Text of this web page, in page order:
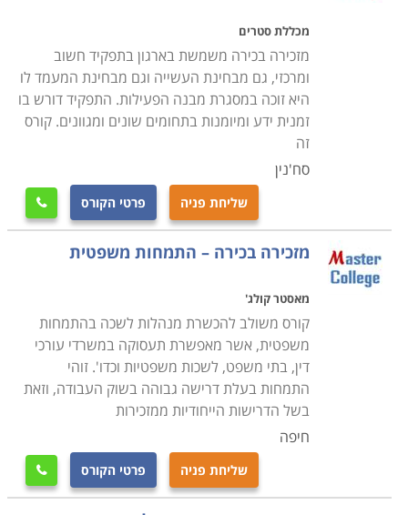
- עקרונות המבנה הארגוני, הכרת התהליך הניהולי
ומושגיו, תקציב, הפעלת עובדים וסגנונות ניהול. תקשורת
בארגון: מינהלית, פנים וחוץ ארגונית, פורמלית
ובלתי-פורמלית, יחסי ציבור וטלמרקטינג, תכנון וארגון
המערך המשרדי ותחנת העבודה במשרד הממוחשב, עיבוד
ועדכון מידע, אנגלית עסקית ומדוברת.
- מושגי יסוד בחשבונאות ובכלכלת ישראל, ביניהם
רישום דו-צדדי, מאזן בוחן ומטרתו, סוגי מיסים שונים בדגש
על מע"מ. דו"ח קופה קטנה, מונחי יסוד בסחר בינלאומי
ומסמכי סחר חוץ.
- תכתובת עסקית, פנים ארגונית ומסחרית, מסמכים
מנהליים, תכתובת באנגלית, עיבוד תמלילים, דואר אלקטרוני
, יומן פגישות, חיוג וספר טלפונים, מחולל תוויות, רשימת
תפוצה, ארכיב אלקטרוני, מילון ממוחשב, עיבוד תמלילים
בהקלדה עיוורת אנגלית ועברית
מכללת סטרים
מזכירה בכירה משמשת בארגון בתפקיד חשוב
ומרכזי, גם מבחינת העשייה וגם מבחינת המעמד לו
היא זוכה במסגרת מבנה הפעילות. התפקיד דורש בו
זמנית ידע ומיומנות בתחומים שונים ומגוונים. קורס
זה
סח'נין
שליחת פניה פרטי הקורס 
מזכירה בכירה – התמחות משפטית
מאסטר קולג'
קורס משולב להכשרת מנהלות לשכה בהתמחות
משפטית, אשר מאפשרת תעסוקה במשרדי עורכי
דין, בתי משפט, לשכות משפטיות וכדו'. זוהי
התמחות בעלת דרישה גבוהה בשוק העבודה, וזאת
בשל הדרישות הייחודיות ממזכירות
חיפה
שליחת פניה פרטי הקורס 